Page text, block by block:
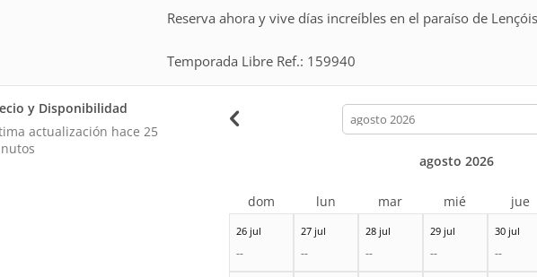
Reserva ahora y vive días increíbles en el paraíso de
Temporada Libre Ref.: 159940
y Disponibilidad
actualización hace 25
calendar-
month
26 jul
--
27 jul
--
28 jul
--
29 jul
--
30 jul
--
agosto 2026
dom lun mar mié jue